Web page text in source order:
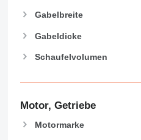
Gabelbreite
Gabeldicke
Schaufelvolumen
Motor, Getriebe
Motormarke